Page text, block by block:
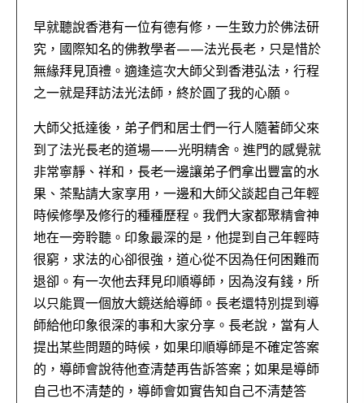
早就聽說香港有一位有德有修，一生致力於佛法研
究，國際知名的佛教學者——法光長老，只是惜於
無緣拜見頂禮。適逢這次大師父到香港弘法，行程
之一就是拜訪法光法師，終於圓了我的心願。
大師父抵達後，弟子們和居士們一行人隨著師父來
到了法光長老的道場——光明精舍。進門的感覺就
非常寧靜、祥和，長老一邊讓弟子們拿出豐富的水
果、茶點請大家享用，一邊和大師父談起自己年輕
時候修學及修行的種種歷程。我們大家都聚精會神
地在一旁聆聽。印象最深的是，他提到自己年輕時
很窮，求法的心卻很強，道心從不因為任何困難而
退卻。有一次他去拜見印順導師，因為沒有錢，所
以只能買一個放大鏡送給導師。長老還特別提到導
師給他印象很深的事和大家分享。長老說，當有人
提出某些問題的時候，如果印順導師是不確定答案
的，導師會說待他查清楚再告訴答案；如果是導師
自己也不清楚的，導師會如實告知自己不清楚答